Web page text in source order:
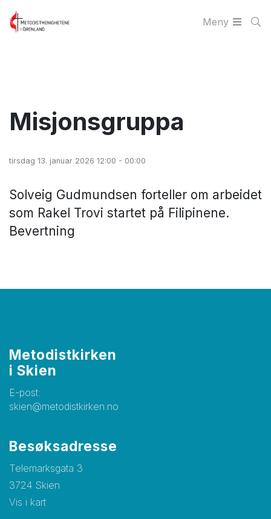
Meny
Misjonsgruppa
tirsdag 13. januar 2026 12:00 - 00:00
Solveig Gudmundsen forteller om arbeidet
som Rakel Trovi startet på Filipinene.
Bevertning
Metodistkirken
i Skien
E-post:
skien@metodistkirken.no
Besøksadresse
Telemarksgata 3
3724 Skien
Vis i kart